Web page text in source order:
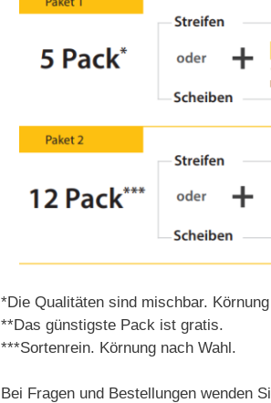
*Die Qualitäten sind mischbar.
**Das günstigste Pack ist gratis.
***Sortenrein. Körnung nach Wahl.
Bei Fragen und Bestellungen wenden